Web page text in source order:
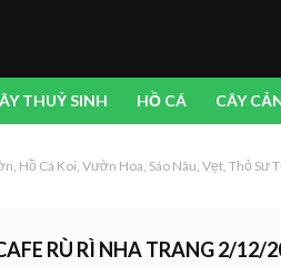
THUỶ SINH HỒ CÁ CÂY
Hồ Cá Koi, Vườn Hoa, Sáo Nâu, Vẹt, Thỏ Sư
RÙ RÌ NHA TRANG 2/12/